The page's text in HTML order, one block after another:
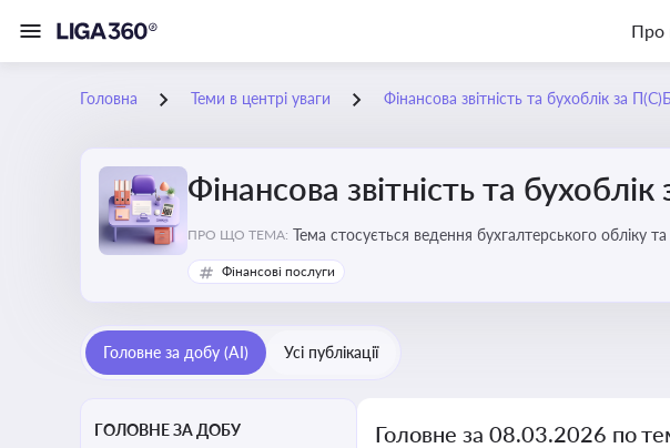
Про
Головна Теми в центрі уваги Фінансова звітність та бухоблік за
Фінансова звітність та
ПРО ЩО ТЕМА: Тема стосується ведення бухгалтерського обліку
Фінансові послуги
Головне за добу (AI) Усі публікації
ГОЛОВНЕ ЗА ДОБУ Головне за 08.03.2026 по